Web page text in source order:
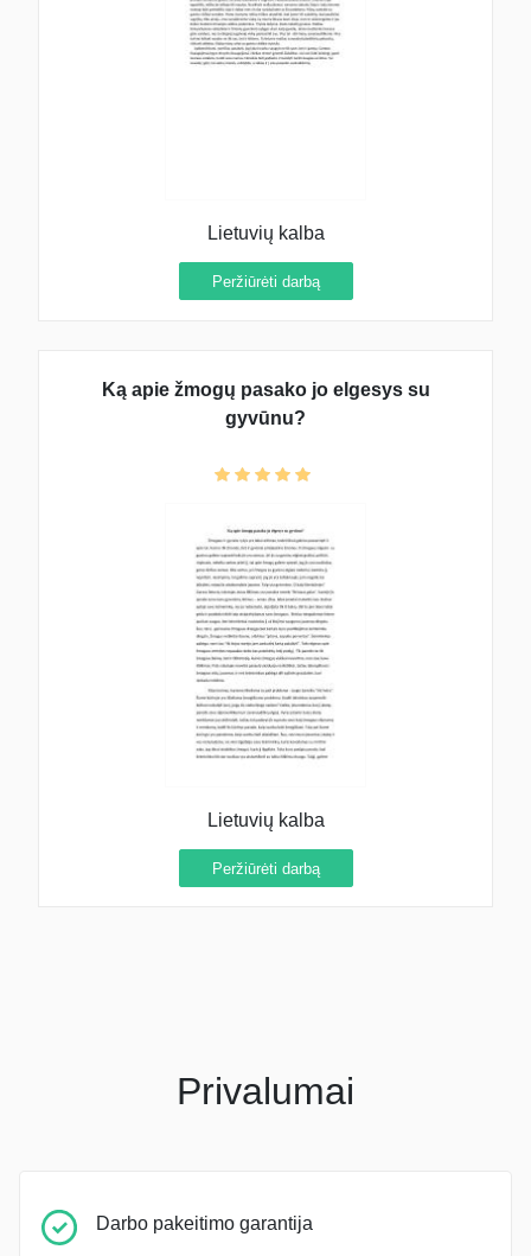
Lietuvių kalba
Peržiūrėti darbą
Ką apie žmogų pasako jo elgesys su
gyvūnu?
Lietuvių kalba
Peržiūrėti darbą
Privalumai
Darbo pakeitimo garantija